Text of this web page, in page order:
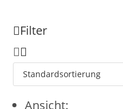
Filter
Ansicht: